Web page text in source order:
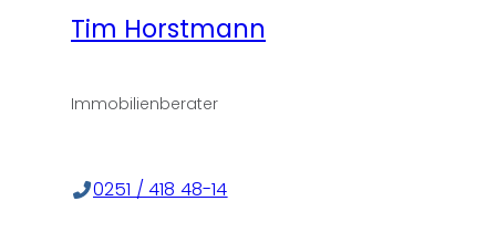
Tim Horstmann
Immobilienberater
0251 / 418 48-14